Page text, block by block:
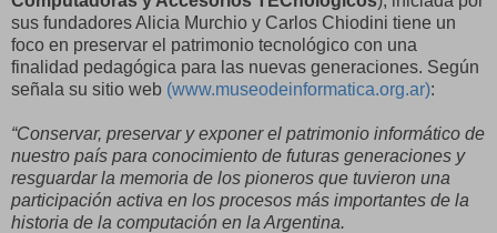
sus fundadores Alicia Murchio y Carlos Chiodini tiene un
foco en preservar el patrimonio tecnológico con una
finalidad pedagógica para las nuevas generaciones. Según
señala su sitio web (www.museodeinformatica.org.ar):
“Conservar, preservar y exponer el patrimonio informático de
nuestro país para conocimiento de futuras generaciones y
resguardar la memoria de los pioneros que tuvieron una
participación activa en los procesos más importantes de la
historia de la computación en la Argentina.